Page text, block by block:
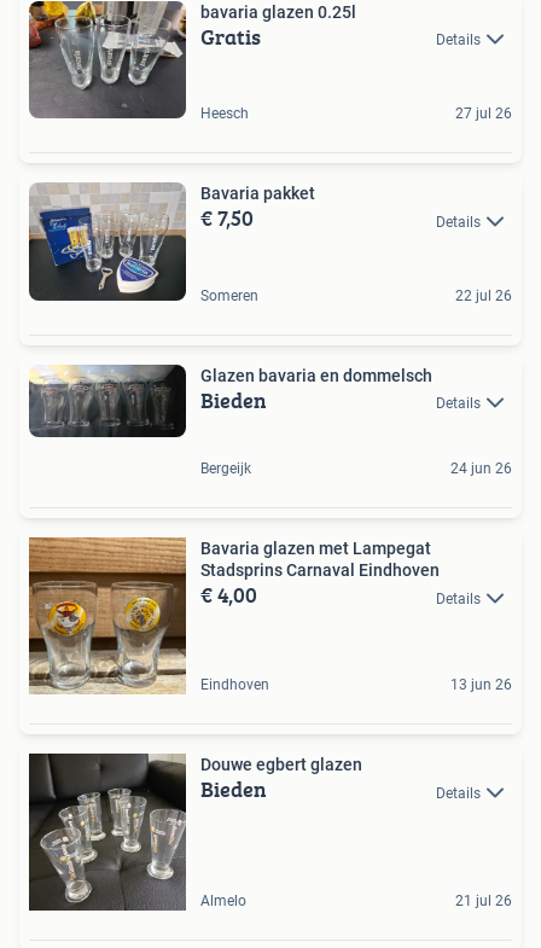
bavaria glazen 0.25l
Gratis Details
Heesch 27 jul 26
Bavaria pakket
€ 7,50 Details
Someren 22 jul 26
Glazen bavaria en dommelsch
Bieden Details
Bergeijk 24 jun 26
Bavaria glazen met Lampegat
Stadsprins Carnaval Eindhoven
€ 4,00 Details
Eindhoven 13 jun 26
Douwe egbert glazen
Bieden Details
Almelo 21 jul 26